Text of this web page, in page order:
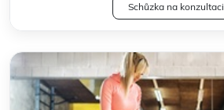
Schůzka na konzultaci